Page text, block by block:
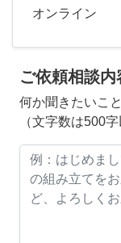
オンライン
ご依頼相談内
何か聞きたいこ
（文字数は500字